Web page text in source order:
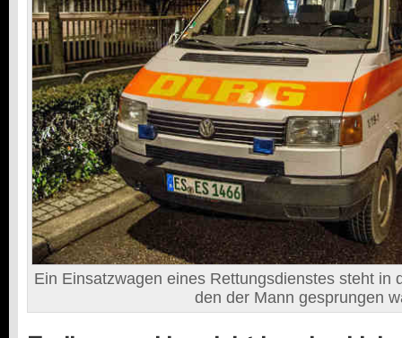
Ein Einsatzwagen eines Rettungsdienstes steht in
den der Mann gesprungen